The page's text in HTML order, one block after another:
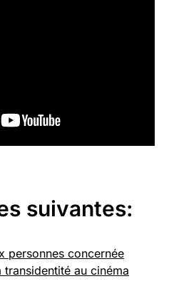
suivantes:
personnes concernée​​​​
au cinéma